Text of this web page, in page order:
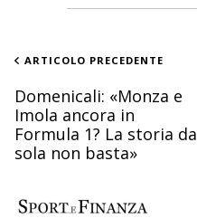
ARTICOLO PRECEDENTE
Domenicali: «Monza e
Imola ancora in
Formula 1? La storia da
sola non basta»